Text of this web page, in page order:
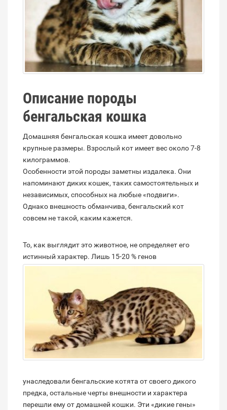
Описание породы
бенгальская кошка
Домашняя бенгальская кошка имеет довольно
крупные размеры. Взрослый кот имеет вес около 7-8
килограммов.
Особенности этой породы заметны издалека. Они
напоминают диких кошек, таких самостоятельных и
независимых, способных на любые «подвиги».
Однако внешность обманчива, бенгальский кот
совсем не такой, каким кажется.
То, как выглядит это животное, не определяет его
истинный характер. Лишь 15-20 % генов
унаследовали бенгальские котята от своего дикого
предка, остальные черты внешности и характера
перешли ему от домашней кошки. Эти «дикие гены»